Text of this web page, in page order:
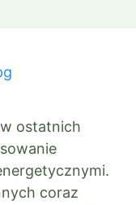
ostatnich
coraz